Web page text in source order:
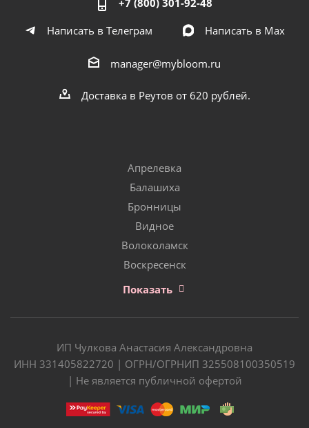
Написать в Телеграм
Написать в Мах
manager@mybloom.ru
Доставка в Реутов от 620 рублей.
Апрелевка
Балашиха
Бронницы
Видное
Волоколамск
Воскресенск
Показать
ИП Чулкова Анастасия Александровна
ИНН 331405822720 | ОГРН/ОГРНИП 325508100350519
| Не является публичной офертой